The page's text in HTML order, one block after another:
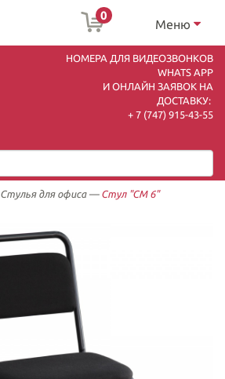
0
Меню
НОМЕРА ДЛЯ ВИДЕОЗВОНКОВ
WHATS APP
И ОНЛАЙН ЗАЯВОК НА
ДОСТАВКУ:
+ 7 (747) 915-43-55
Стулья для офиса— Стул "СМ 6"